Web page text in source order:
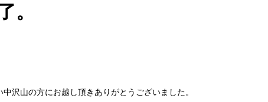
。
沢山の方にお越し頂きありがとうございました。